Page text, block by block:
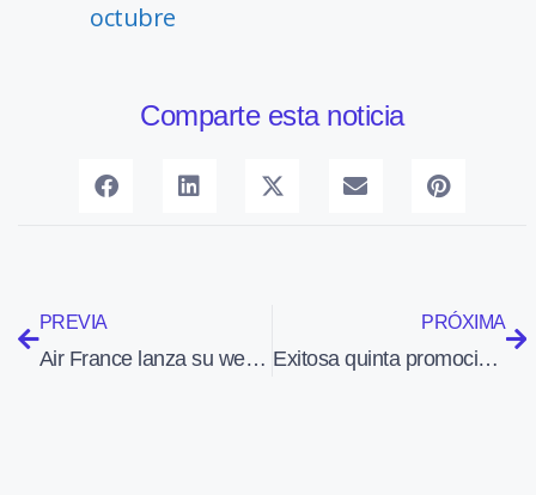
octubre
Comparte esta noticia
PREVIA
Air France lanza su web en español
PRÓXIMA
Exitosa quinta promoción de la escuela de pilotos de ultraligero Aeroservice Viladair